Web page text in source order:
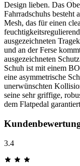
Design lieben. Das
Fahrradschuhs besteht
Mesh, das für einen
ausgezeichneten
und an der Ferse
ausgezeichneten
Schuh ist mit einem
eine asymmetrische
unerwünschten
seine sehr griffige,
dem Flatpedal
3.4